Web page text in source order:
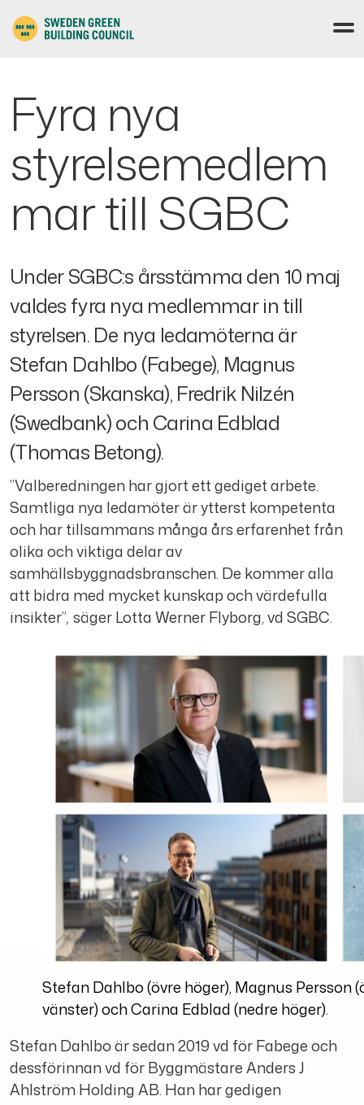
Fyra nya
styrelsemedlem
mar till SGBC
Under SGBC:s årsstämma den 10 maj
valdes fyra nya medlemmar in till
styrelsen. De nya ledamöterna är
Stefan Dahlbo (Fabege), Magnus
Persson (Skanska), Fredrik Nilzén
(Swedbank) och Carina Edblad
(Thomas Betong).
”Valberedningen har gjort ett gediget arbete.
Samtliga nya ledamöter är ytterst kompetenta
och har tillsammans många års erfarenhet från
olika och viktiga delar av
samhällsbyggnadsbranschen. De kommer alla
att bidra med mycket kunskap och värdefulla
insikter”, säger Lotta Werner Flyborg, vd SGBC.
Stefan Dahlbo (övre höger), Magnus Persson
vänster) och Carina Edblad (nedre höger).
Stefan Dahlbo är sedan 2019 vd för Fabege och
dessförinnan vd för Byggmästare Anders J
Ahlström Holding AB. Han har gedigen